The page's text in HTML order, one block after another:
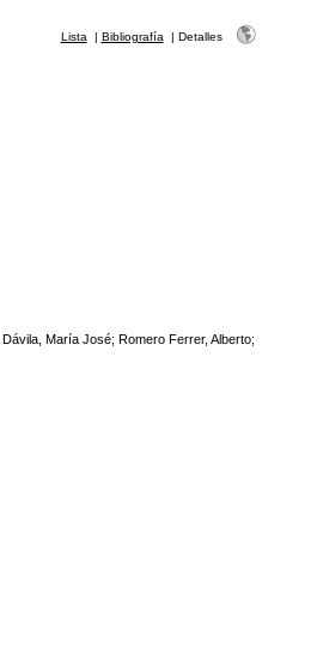
Lista | Bibliografía | Detalles
María José; Romero Ferrer, Alberto;